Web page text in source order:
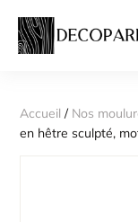
Accueil / Nos
en hêtre sculpté,